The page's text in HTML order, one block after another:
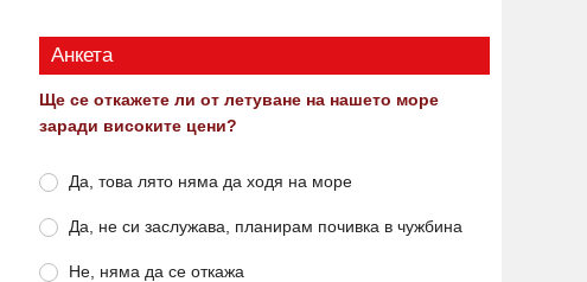
Анкета
Ще се откажете ли от летуване на нашето море
заради високите цени?
Да, това лято няма да ходя на море
Да, не си заслужава, планирам почивка в чужбина
Не, няма да се откажа